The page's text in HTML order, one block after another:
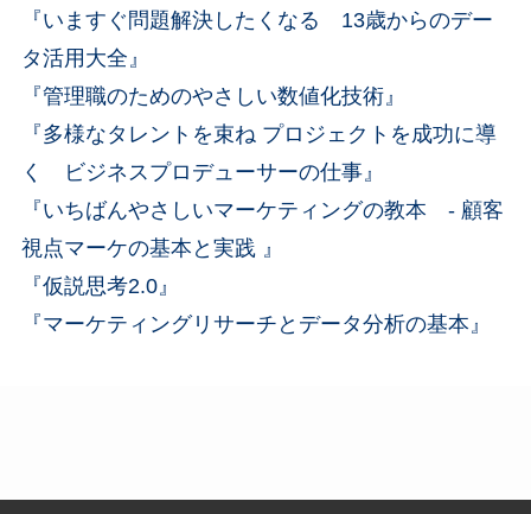
『いますぐ問題解決したくなる 13歳からのデー
タ活用大全』
『管理職のためのやさしい数値化技術』
『多様なタレントを束ね プロジェクトを成功に導
く ビジネスプロデューサーの仕事』
『いちばんやさしいマーケティングの教本 - 顧客
視点マーケの基本と実践 』
『仮説思考2.0』
『マーケティングリサーチとデータ分析の基本』